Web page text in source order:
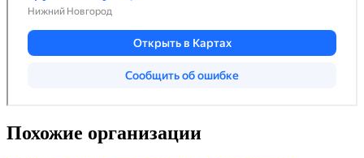
Похожие организации